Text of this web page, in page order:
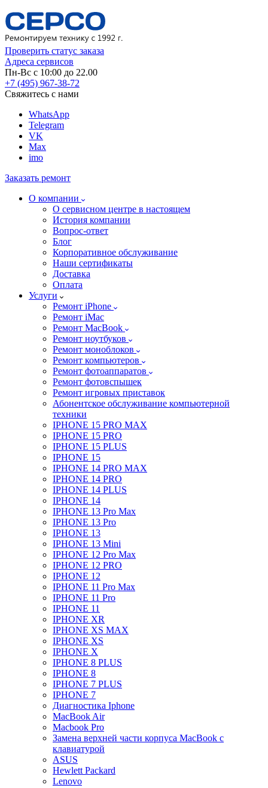
Проверить статус заказа
Адреса сервисов
Пн-Вс с 10:00 до 22.00
+7 (495) 967-38-72
Свяжитесь с нами
WhatsApp
Telegram
VK
Max
imo
Заказать ремонт
О компании
О сервисном центре в настоящем
История компании
Вопрос-ответ
Блог
Корпоративное обслуживание
Наши сертификаты
Доставка
Оплата
Услуги
Ремонт iPhone
Ремонт iMac
Ремонт MacBook
Ремонт ноутбуков
Ремонт моноблоков
Ремонт компьютеров
Ремонт фотоаппаратов
Ремонт фотовспышек
Ремонт игровых приставок
Абонентское обслуживание компьютерной
техники
IPHONE 15 PRO MAX
IPHONE 15 PRO
IPHONE 15 PLUS
IPHONE 15
IPHONE 14 PRO MAX
IPHONE 14 PRO
IPHONE 14 PLUS
IPHONE 14
IPHONE 13 Pro Max
IPHONE 13 Pro
IPHONE 13
IPHONE 13 Mini
IPHONE 12 Pro Max
IPHONE 12 PRO
IPHONE 12
IPHONE 11 Pro Max
IPHONE 11 Pro
IPHONE 11
IPHONE XR
IPHONE XS MAX
IPHONE XS
IPHONE X
IPHONE 8 PLUS
IPHONE 8
IPHONE 7 PLUS
IPHONE 7
Диагностика Iphone
MacBook Air
Macbook Pro
Замена верхней части корпуса MacBook с
клавиатурой
ASUS
Hewlett Packard
Lenovo